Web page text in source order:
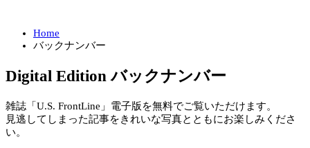
Home
バックナンバー
Digital Edition バックナンバー
雑誌「U.S. FrontLine」電子版を無料でご覧いただけます。
見逃してしまった記事をきれいな写真とともにお楽しみくださ
い。